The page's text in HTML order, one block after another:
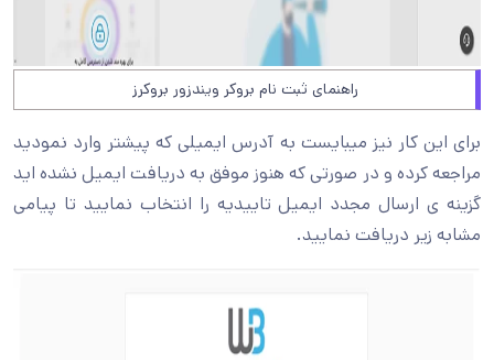
راهنمای ثبت نام بروکر ویندزور بروکرز
برای این کار نیز میبایست به آدرس ایمیلی که پیشتر وارد نمودید
مراجعه کرده و در صورتی که هنوز موفق به دریافت ایمیل نشده اید
گزینه ی ارسال مجدد ایمیل تاییدیه را انتخاب نمایید تا پیامی
مشابه زیر دریافت نمایید.